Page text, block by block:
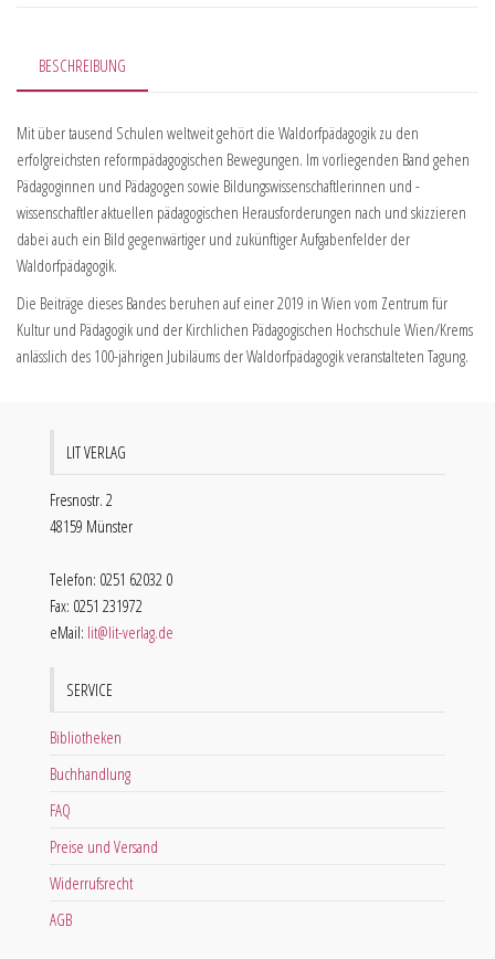
BESCHREIBUNG
Mit über tausend Schulen weltweit gehört die Waldorfpädagogik zu den
erfolgreichsten reformpädagogischen Bewegungen. Im vorliegenden Band gehen
Pädagoginnen und Pädagogen sowie Bildungswissenschaftlerinnen und -
wissenschaftler aktuellen pädagogischen Herausforderungen nach und skizzieren
dabei auch ein Bild gegenwärtiger und zukünftiger Aufgabenfelder der
Waldorfpädagogik.
Die Beiträge dieses Bandes beruhen auf einer 2019 in Wien vom Zentrum für
Kultur und Pädagogik und der Kirchlichen Pädagogischen Hochschule Wien/Krems
anlässlich des 100-jährigen Jubiläums der Waldorfpädagogik veranstalteten Tagung.
LIT VERLAG
Fresnostr. 2
48159 Münster
Telefon: 0251 62032 0
Fax: 0251 231972
eMail: lit@lit-verlag.de
SERVICE
Bibliotheken
Buchhandlung
FAQ
Preise und Versand
Widerrufsrecht
AGB